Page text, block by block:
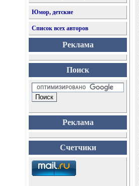
Юмор, детские
Список всех авторов
Реклама
Поиск
Реклама
Счетчики